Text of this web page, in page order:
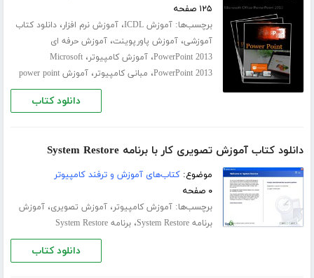
۱۲۵ صفحه
برچسب‌ها:آموزش ICDL ،آموزش نرم افزار،دانلود کتاب
آموزشی،آموزش پاورپوینت،آموزش حرفه ای
PowerPoint 2013،آموزش کامپیوتر،Microsoft
PowerPoint 2013، مبانی کامپیوتر،آموزش power point
دانلود کتاب
دانلود کتاب آموزش تصویری کار با برنامه System Restore
موضوع:کتاب‌های آموزش و ترفند کامپیوتر
۰ صفحه
برچسب‌ها:آموزش کامپیوتر،آموزش تصویری،آموزش
برنامه System Restore
،برنامه System Restore
دانلود کتاب